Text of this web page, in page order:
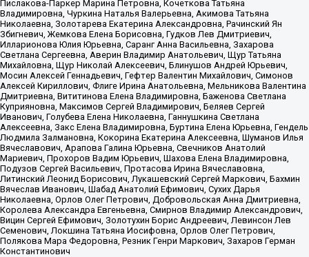
Пислакова-Паркер Марина Петровна, Кочеткова Татьяна
Владимировна, Чуркина Наталья Валерьевна, Акимова Татьяна
Николаевна, Золотарева Екатерина Александровна, Рачинский Ян
Збигневич, Жемкова Елена Борисовна, Гудков Лев Дмитриевич,
Илларионова Юлия Юрьевна, Саранг Анна Васильевна, Захарова
Светлана Сергеевна, Аверин Владимир Анатольевич, Щур Татьяна
Михайловна, Щур Николай Алексеевич, Блинушов Андрей Юрьевич,
Мосин Алексей Геннадьевич, Гефтер Валентин Михайлович, Симонов
Алексей Кириллович, Флиге Ирина Анатольевна, Мельникова Валентина
Дмитриевна, Вититинова Елена Владимировна, Баженова Светлана
Куприяновна, Максимов Сергей Владимирович, Беляев Сергей
Иванович, Голубева Елена Николаевна, Ганнушкина Светлана
Алексеевна, Закс Елена Владимировна, Буртина Елена Юрьевна, Гендель
Людмила Залмановна, Кокорина Екатерина Алексеевна, Шуманов Илья
Вячеславович, Арапова Галина Юрьевна, Свечников Анатолий
Мариевич, Прохоров Вадим Юрьевич, Шахова Елена Владимировна,
Подузов Сергей Васильевич, Протасова Ирина Вячеславовна,
Литинский Леонид Борисович, Лукашевский Сергей Маркович, Бахмин
Вячеслав Иванович, Шабад Анатолий Ефимович, Сухих Дарья
Николаевна, Орлов Олег Петрович, Добровольская Анна Дмитриевна,
Королева Александра Евгеньевна, Смирнов Владимир Александрович,
Вицин Сергей Ефимович, Золотухин Борис Андреевич, Левинсон Лев
Семенович, Локшина Татьяна Иосифовна, Орлов Олег Петрович,
Полякова Мара Федоровна, Резник Генри Маркович, Захаров Герман
Константинович